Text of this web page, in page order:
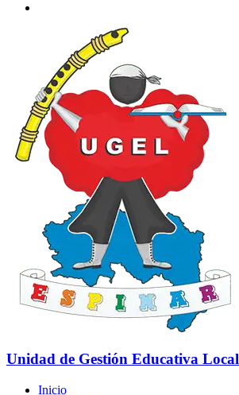
Unidad de Gestión Educativa Local
Inicio